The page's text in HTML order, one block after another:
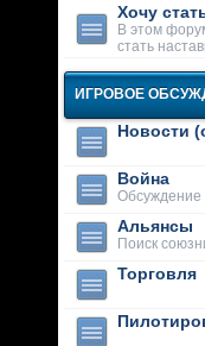
Хочу
В этом
стать
ИГРОВОЕ
Новости
Война
Обсуждение
Альянсы
Поиск
Торговля